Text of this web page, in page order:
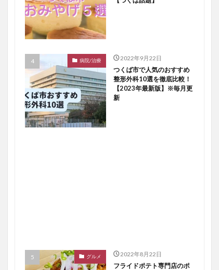
病院/治療 2022年9月22日
つくば市で人気のおすすめ
整形外科10選を徹底比較！
【2023年最新版】※毎月更
新
グルメ 2022年8月22日
フライドポテト専門店のポ